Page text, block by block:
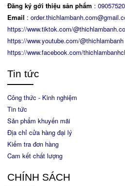
Đăng ký gới thiệu sản phẩm :
Email :
https://www.tiktok.com/
https://www.youtube.com/@thichlambanh
https://www.facebook.com/
Tin tức
Công thức - Kinh nghiệm
Tin tức
Sản phẩm khuyến mãi
Địa chỉ cửa hàng đại lý
Kiểm tra đơn hàng
Cam kết chất lượng
CHÍNH SÁCH